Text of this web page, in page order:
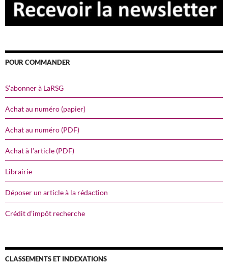
POUR COMMANDER
S’abonner à LaRSG
Achat au numéro (papier)
Achat au numéro (PDF)
Achat à l’article (PDF)
Librairie
Déposer un article à la rédaction
Crédit d’impôt recherche
CLASSEMENTS ET INDEXATIONS